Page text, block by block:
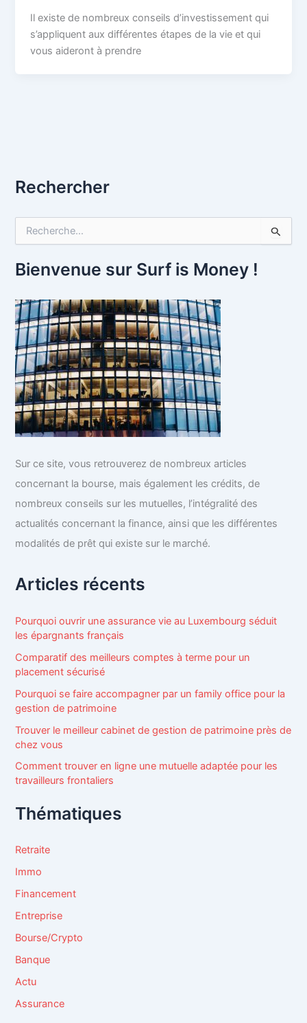
Il existe de nombreux conseils d’investissement qui
s’appliquent aux différentes étapes de la vie et qui
vous aideront à prendre
Rechercher
h
e
c
h
e
r
:
Bienvenue sur Surf is Money !
Sur ce site, vous retrouverez de nombreux articles
concernant la bourse, mais également les crédits, de
nombreux conseils sur les mutuelles, l’intégralité des
actualités concernant la finance, ainsi que les différentes
modalités de prêt qui existe sur le marché.
Articles récents
Pourquoi ouvrir une assurance vie au Luxembourg séduit
les épargnants français
Comparatif des meilleurs comptes à terme pour un
placement sécurisé
Pourquoi se faire accompagner par un family office pour la
gestion de patrimoine
Trouver le meilleur cabinet de gestion de patrimoine près de
chez vous
Comment trouver en ligne une mutuelle adaptée pour les
travailleurs frontaliers
Thématiques
Retraite
Immo
Financement
Entreprise
Bourse/Crypto
Banque
Actu
Assurance